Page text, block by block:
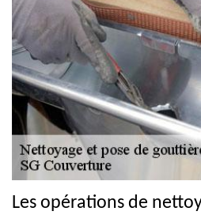
Les opérations de